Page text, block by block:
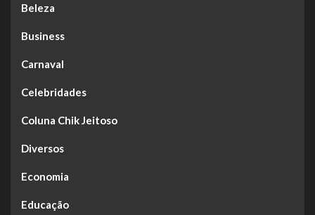
Beleza
Business
Carnaval
Celebridades
Coluna Chik Jeitoso
Diversos
Economia
Educação